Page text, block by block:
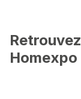
Homexpo